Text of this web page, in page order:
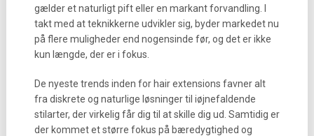
gælder et naturligt pift eller en markant forvandling. I
takt med at teknikkerne udvikler sig, byder markedet nu
på flere muligheder end nogensinde før, og det er ikke
kun længde, der er i fokus.
De nyeste trends inden for hair extensions favner alt
fra diskrete og naturlige løsninger til iøjnefaldende
stilarter, der virkelig får dig til at skille dig ud. Samtidig er
der kommet et større fokus på bæredygtighed og